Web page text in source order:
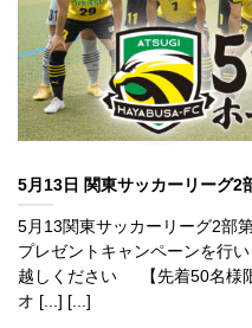
5月13日 関東サッカーリーグ2
5月13関東サッカーリーグ2部
プレゼントキャンペーンを行
越しください 【先着50名様
オ [...] [...]